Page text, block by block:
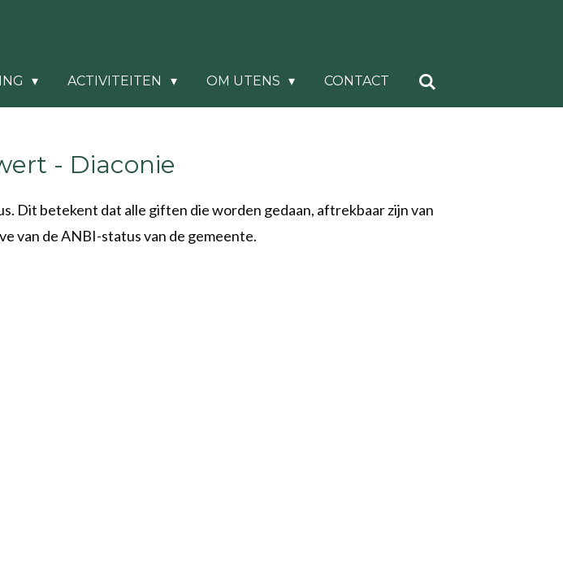
ACTIVITEITEN OM UTENS CONTACT
- Diaconie
Dit betekent dat alle giften die worden gedaan, aftrekbaar zijn van
van de ANBI-status van de gemeente.